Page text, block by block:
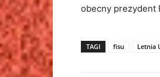
obecny prezydent
TAGI fisu Letnia